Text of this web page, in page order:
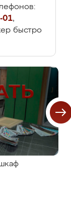
01,
быстро